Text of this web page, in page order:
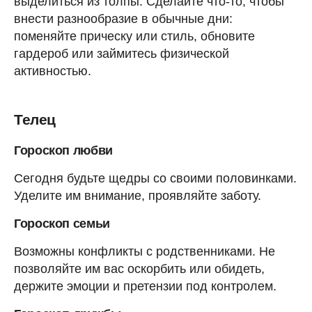
внести разнообразие в обычные дни:
поменяйте прическу или стиль, обновите
гардероб или займитесь физической
активностью.
Телец
Гороскоп любви
Сегодня будьте щедры со своими половинками.
Уделите им внимание, проявляйте заботу.
Гороскоп семьи
Возможны конфликты с родственниками. Не
позволяйте им вас оскорбить или обидеть,
держите эмоции и претензии под контролем.